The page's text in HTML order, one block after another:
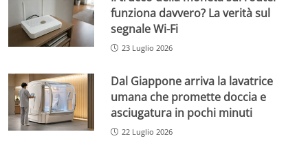
funziona davvero? La verità sul
segnale Wi-Fi
23 Luglio 2026
Dal Giappone arriva la lavatrice
umana che promette doccia e
asciugatura in pochi minuti
22 Luglio 2026